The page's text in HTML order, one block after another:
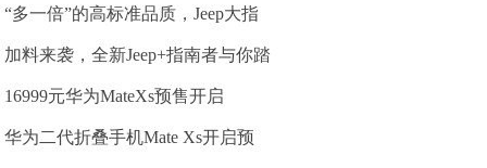
“多一倍”的高标准品质，Jeep大指
加料来袭，全新Jeep+指南者与你踏
16999元华为MateXs预售开启
华为二代折叠手机Mate Xs开启预